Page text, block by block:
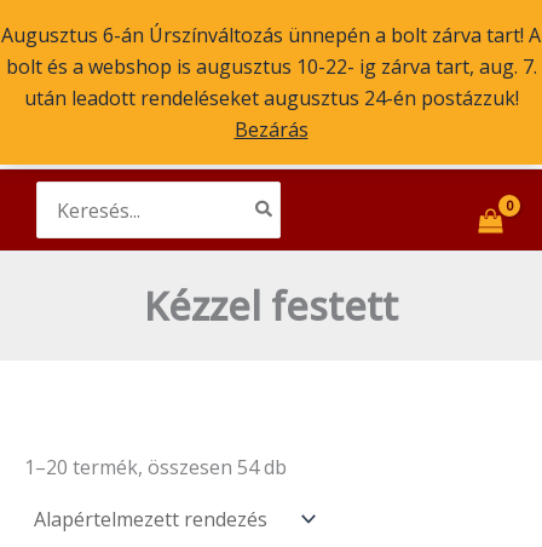
Augusztus 6-án Úrszínváltozás ünnepén a bolt zárva tart! A
bolt és a webshop is augusztus 10-22- ig zárva tart, aug. 7.
után leadott rendeléseket augusztus 24-én postázzuk!
Bezárás
to
content
Szent Atanáz Könyv- és Kegytárgybolt
ikonok, könyvek, kegytárgyak
Main
for:
Kézzel festett
1–20 termék, összesen 54 db